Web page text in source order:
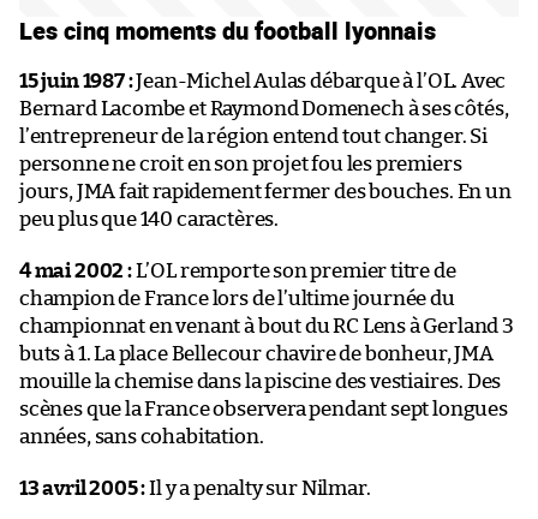
Les cinq moments du football lyonnais
15 juin 1987 :Jean-Michel Aulas débarque à l’OL. Avec
Bernard Lacombe et Raymond Domenech à ses côtés,
l’entrepreneur de la région entend tout changer. Si
personne ne croit en son projet fou les premiers
jours, JMA fait rapidement fermer des bouches. En un
peu plus que 140 caractères.
4 mai 2002 :L’OL remporte son premier titre de
champion de France lors de l’ultime journée du
championnat en venant à bout du RC Lens à Gerland 3
buts à 1. La place Bellecour chavire de bonheur, JMA
mouille la chemise dans la piscine des vestiaires. Des
scènes que la France observera pendant sept longues
années, sans cohabitation.
13 avril 2005 :Il y a penalty sur Nilmar.